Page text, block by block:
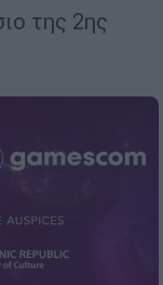
της 2ης